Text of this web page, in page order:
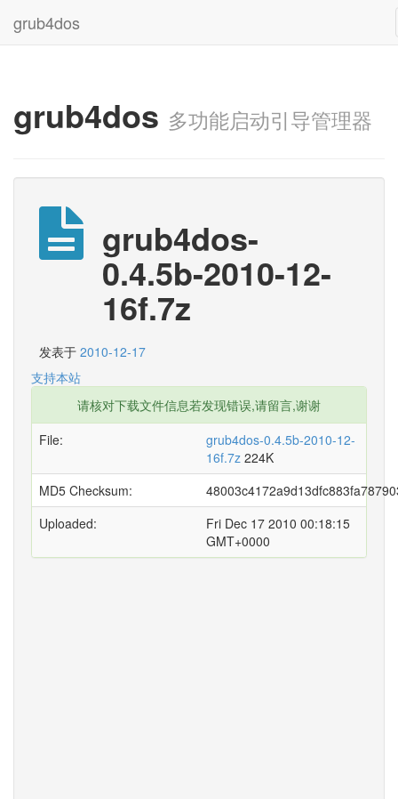
grub4dos
grub4dos 多功能启动引导管理器
grub4dos-
0.4.5b-2010-12-
16f.7z
发表于 2010-12-17
支持本站
请核对下载文件信息若发现错误,请留言,谢谢
File:
grub4dos-0.4.5b-2010-12-
16f.7z 224K
MD5 Checksum:
Uploaded:
Fri Dec 17 2010 00:18:15
GMT+0000